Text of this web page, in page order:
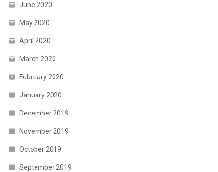
June 2020
May 2020
April 2020
March 2020
February 2020
January 2020
December 2019
November 2019
October 2019
September 2019